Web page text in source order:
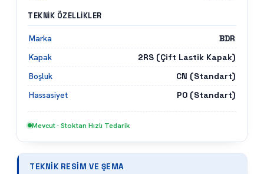
TEKNIK ÖZELLIKLER
Marka
BDR
Kapak
2RS (Çift Lastik Kapak)
Boşluk
CN (Standart)
Hassasiyet
P0 (Standart)
Mevcut · Stoktan Hızlı Tedarik
TEKNIK RESIM VE ŞEMA